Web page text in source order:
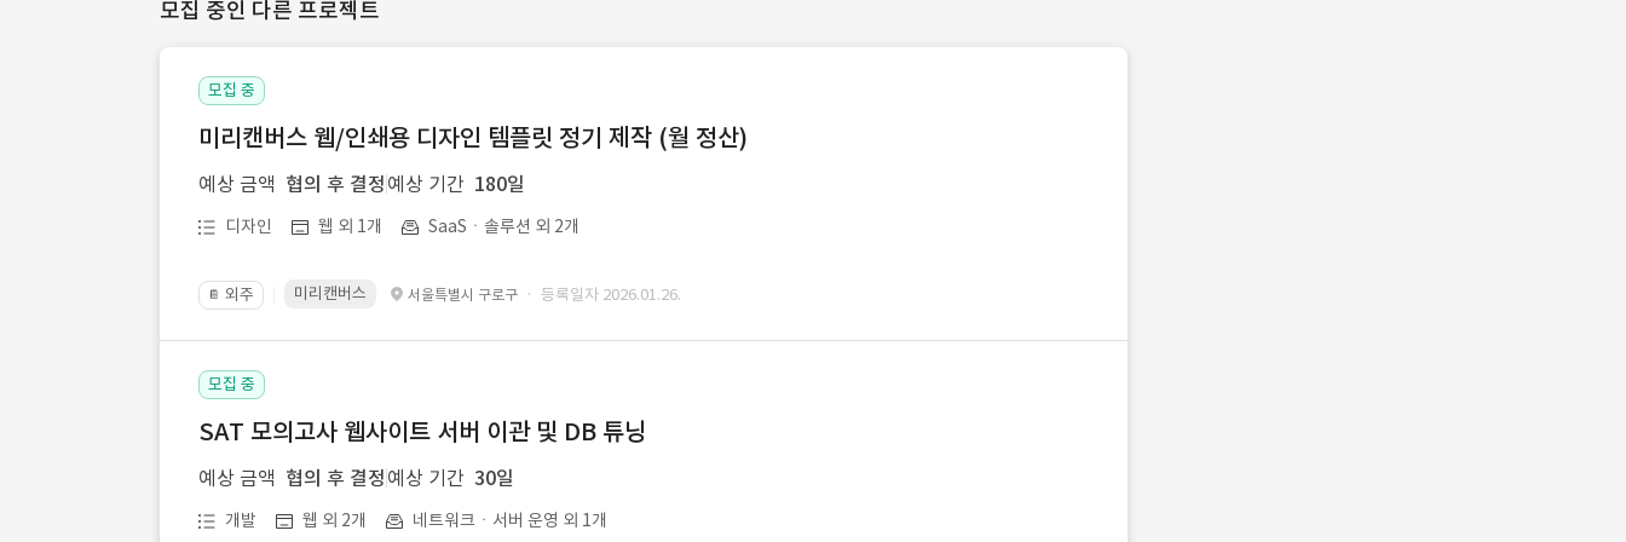
모집 중인 다른 프로젝트
모집 중
미리캔버스 웹/인쇄용 디자인 템플릿 정기 제작 (월 정산)
예상 금액 협의 후 결정 예상 기간 180일
디자인 웹 외 1개 SaaSㆍ솔루션 외 2개
📔 외주 미리캔버스 서울특별시 구로구 · 등록일자 2026.01.26.
모집 중
SAT 모의고사 웹사이트 서버 이관 및 DB 튜닝
예상 금액 협의 후 결정 예상 기간 30일
개발 웹 외 2개 네트워크ㆍ서버 운영 외 1개